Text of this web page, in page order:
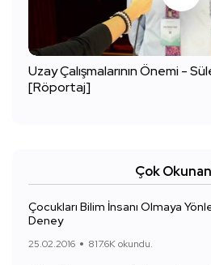
Uzay Çalışmalarının Önemi -
[Röportaj]
Çok
Çocukları Bilim İnsanı Olmaya
Deney
25.02.2016 817.6K okundu.